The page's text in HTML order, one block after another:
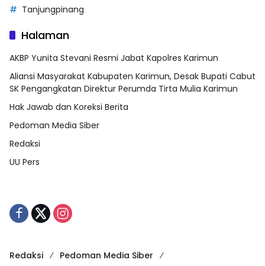
Tanjungpinang
Halaman
AKBP Yunita Stevani Resmi Jabat Kapolres Karimun
Aliansi Masyarakat Kabupaten Karimun, Desak Bupati Cabut
SK Pengangkatan Direktur Perumda Tirta Mulia Karimun
Hak Jawab dan Koreksi Berita
Pedoman Media Siber
Redaksi
UU Pers
Redaksi
Pedoman Media Siber